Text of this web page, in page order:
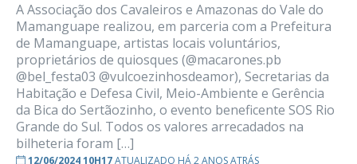
A Associação dos Cavaleiros e Amazonas do Vale do
Mamanguape realizou, em parceria com a Prefeitura
de Mamanguape, artistas locais voluntários,
proprietários de quiosques (@macarones.pb
@bel_festa03 @vulcoezinhosdeamor), Secretarias da
Habitação e Defesa Civil, Meio-Ambiente e Gerência
da Bica do Sertãozinho, o evento beneficente SOS Rio
Grande do Sul. Todos os valores arrecadados na
bilheteria foram […]
12/06/2024 10H17ATUALIZADO HÁ 2 ANOS ATRÁS